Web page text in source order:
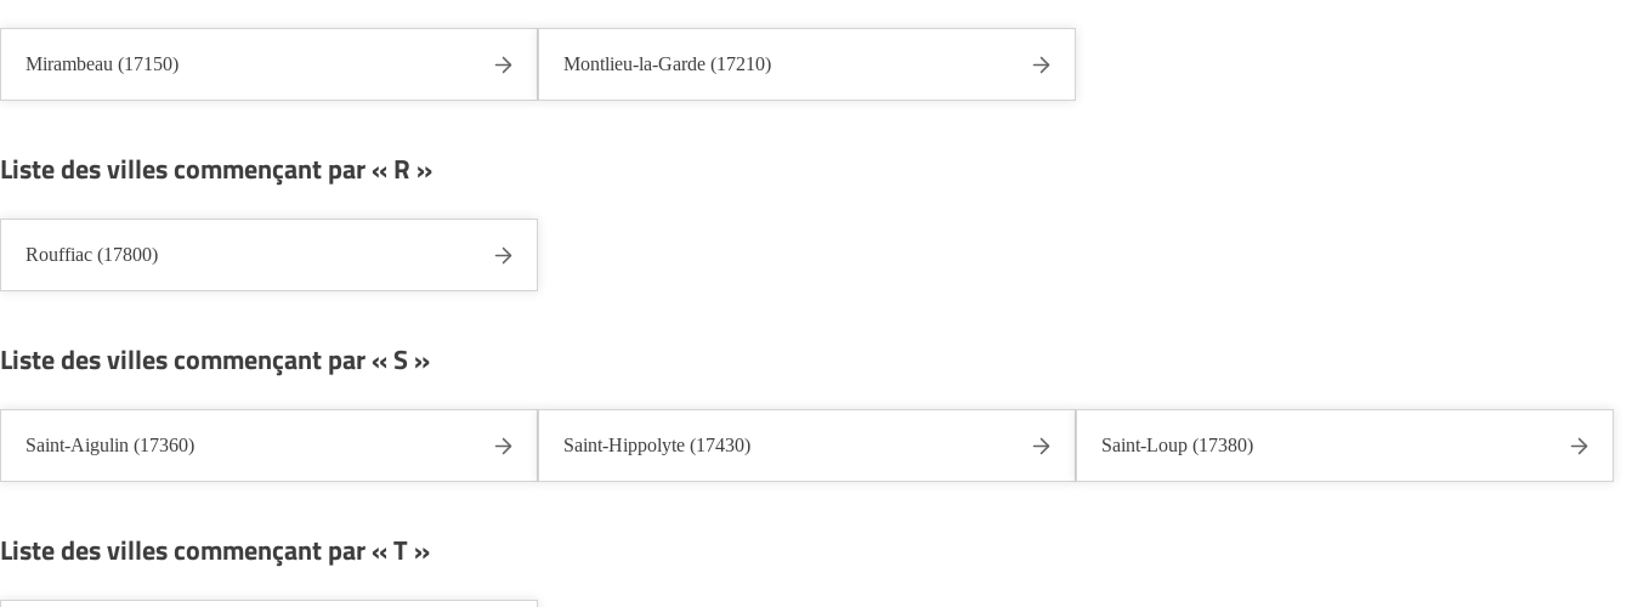
Mirambeau (17150) Montlieu-la-Garde (17210)
Liste des villes commençant par « R »
Rouffiac (17800)
Liste des villes commençant par « S »
Saint-Aigulin (17360) Saint-Hippolyte (17430) Saint-Loup (17380)
Liste des villes commençant par « T »